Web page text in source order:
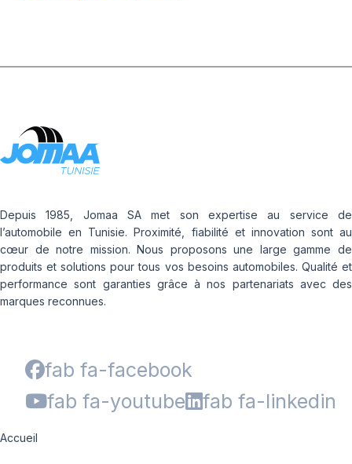
Depuis 1985, Jomaa SA met son expertise au service de
l’automobile en Tunisie. Proximité, fiabilité et innovation sont au
cœur de notre mission. Nous proposons une large gamme de
produits et solutions pour tous vos besoins automobiles. Qualité et
performance sont garanties grâce à nos partenariats avec des
marques reconnues.
fab fa-facebook
fab fa-youtube
fab fa-linkedin
Accueil